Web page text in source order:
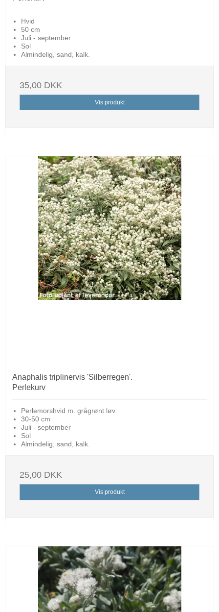
Hvid
50 cm
Juli - september
Sol
Almindelig, sand, kalk.
35,00 DKK
Vis produkt
Anaphalis triplinervis 'Silberregen'.
Perlekurv
Perlemorshvid m. grågrønt løv
30-50 cm
Juli - september
Sol
Almindelig, sand, kalk.
25,00 DKK
Vis produkt